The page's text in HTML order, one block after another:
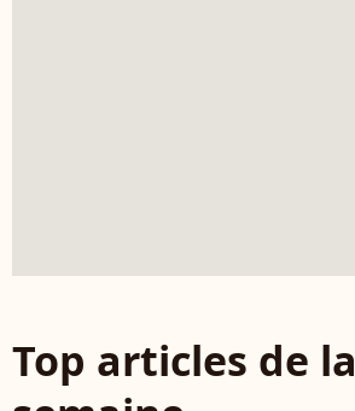
Top articles de la